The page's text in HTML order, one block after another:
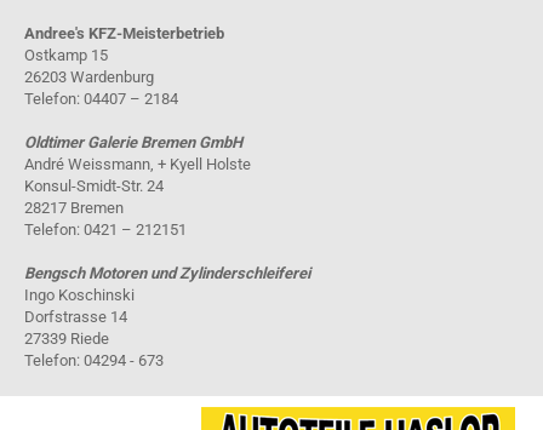
Andree's KFZ-Meisterbetrieb
Ostkamp 15
26203 Wardenburg
Telefon: 04407 – 2184
Oldtimer Galerie Bremen GmbH
André Weissmann, + Kyell Holste
Konsul-Smidt-Str. 24
28217 Bremen
Telefon: 0421 – 212151
Bengsch Motoren und Zylinderschleiferei
Ingo Koschinski
Dorfstrasse 14
27339 Riede
Telefon: 04294 - 673